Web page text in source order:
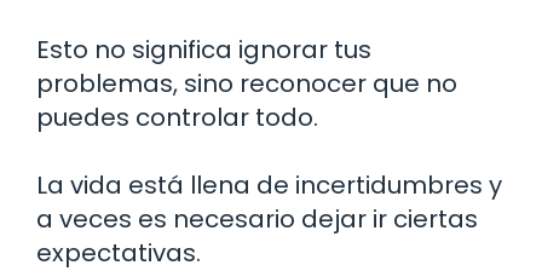
Esto no significa ignorar tus
problemas, sino reconocer que no
puedes controlar todo.
La vida está llena de incertidumbres y
a veces es necesario dejar ir ciertas
expectativas.